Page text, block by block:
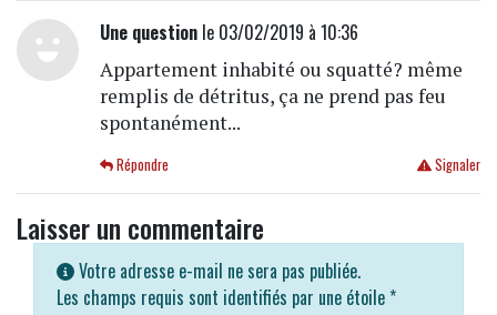
Une questionle 03/02/2019 à 10:36
Appartement inhabité ou squatté? même
remplis de détritus, ça ne prend pas feu
spontanément...
Signaler
Répondre
Laisser un commentaire
Votre adresse e-mail ne sera pas publiée.
Les champs requis sont identifiés par une étoile *